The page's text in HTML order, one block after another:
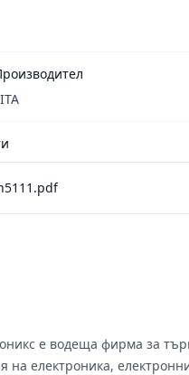
е водеща фирма за
на електроника,